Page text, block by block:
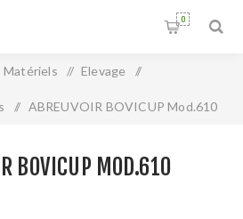
0
Matériels / Elevage /
/ ABREUVOIR BOVICUP Mod.610
BOVICUP MOD.610